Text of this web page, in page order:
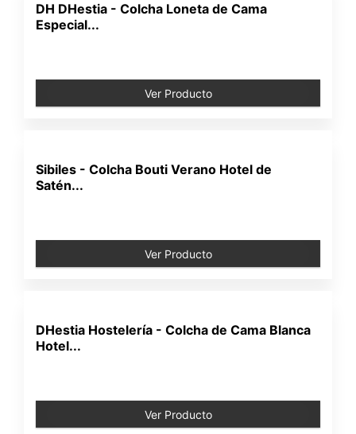
DH DHestia - Colcha Loneta de Cama
Especial...
Ver Producto
Sibiles - Colcha Bouti Verano Hotel de
Satén...
Ver Producto
DHestia Hostelería - Colcha de Cama Blanca
Hotel...
Ver Producto